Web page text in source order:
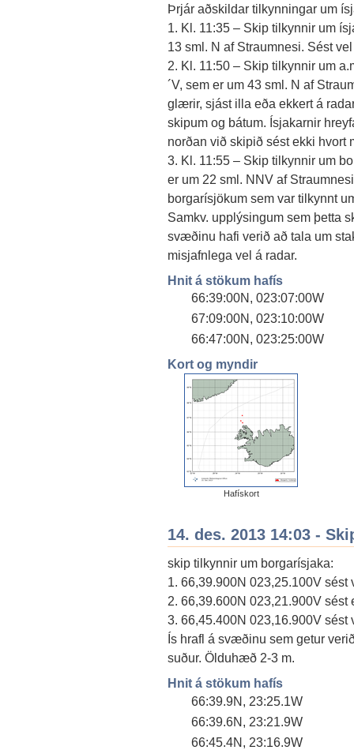
Þrjár aðskildar tilkynningar um
1. Kl. 11:35 – Skip tilkynnir um
13 sml. N af Straumnesi. Sést
2. Kl. 11:50 – Skip tilkynnir um
´V, sem er um 43 sml. N af
glærir, sjást illa eða ekkert á
skipum og bátum. Ísjakarnir
norðan við skipið sést ekki hvort
3. Kl. 11:55 – Skip tilkynnir um
er um 22 sml. NNV af
borgarísjökum sem var tilkynnt
Samkv. upplýsingum sem þetta
svæðinu hafi verið að tala um
misjafnlega vel á radar.
Hnit á stökum hafís
66:39:00N, 023:07:00W
67:09:00N, 023:10:00W
66:47:00N, 023:25:00W
Kort og myndir
Hafískort
14. des. 2013 14:03 -
skip tilkynnir um borgarísjaka:
1. 66,39.900N 023,25.100V sést
2. 66,39.600N 023,21.900V sést
3. 66,45.400N 023,16.900V sést
Ís hrafl á svæðinu sem getur
suður. Ölduhæð 2-3 m.
Hnit á stökum hafís
66:39.9N, 23:25.1W
66:39.6N, 23:21.9W
66:45.4N, 23:16.9W